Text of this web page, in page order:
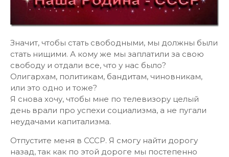
Значит, чтобы стать свободными, мы должны были
стать нищими. А кому же мы заплатили за свою
свободу и отдали все, что у нас было?
Олигархам, политикам, бандитам, чиновникам,
или это одно и тоже?
Я снова хочу, чтобы мне по телевизору целый
день врали про успехи социализма, а не пугали
неудачами капитализма.
Отпустите меня в СССР. Я смогу найти дорогу
назад, так как по этой дороге мы постепенно